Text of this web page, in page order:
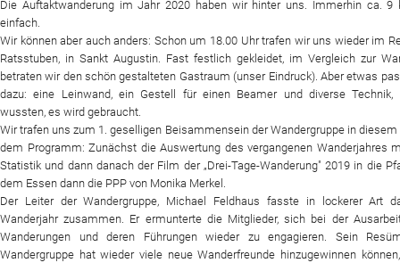
Website
News
Die Auftaktwanderung im Jahr 2020 haben wir hinter uns. Immerhin ca. 9
einfach.
Wir können aber auch anders: Schon um 18.00 Uhr trafen wir uns wieder im
Ratsstuben, in Sankt Augustin. Fast festlich gekleidet, im Vergleich zur
betraten wir den schön gestalteten Gastraum (unser Eindruck). Aber etwas
dazu: eine Leinwand, ein Gestell für einen Beamer und diverse Technik,
wussten, es wird gebraucht.
Wir trafen uns zum 1. geselligen Beisammensein der Wandergruppe in diesem
dem Programm: Zunächst die Auswertung des vergangenen Wanderjahres
Statistik und dann danach der Film der „Drei-Tage-Wanderung" 2019 in die
dem Essen dann die PPP von Monika Merkel.
Der Leiter der Wandergruppe, Michael Feldhaus fasste in lockerer Art
Wanderjahr zusammen. Er ermunterte die Mitglieder, sich bei der
Wanderungen und deren Führungen wieder zu engagieren. Sein
Wandergruppe hat wieder viele neue Wanderfreunde hinzugewinnen